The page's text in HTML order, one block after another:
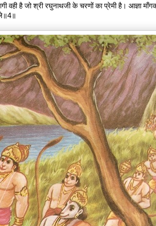
वही है जो श्री रघुनाथजी के चरणों का प्रेमी है। आज्ञा